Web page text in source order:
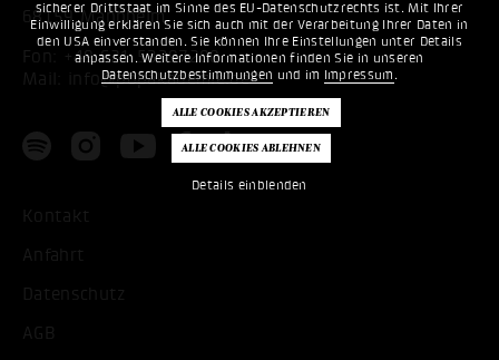
sicherer Drittstaat im Sinne des EU-Datenschutzrechts ist. Mit Ihrer
Einwilligung erklären Sie sich auch mit der Verarbeitung Ihrer Daten in
den USA einverstanden. Sie können Ihre Einstellungen unter Details
anpassen. Weitere Informationen finden Sie in unseren
Datenschutzbestimmungen und im Impressum .
Details einblenden
68159 Mannheim
Fon:
+49 621 53397200
Mail:
info@popakademie.de
Kontakt
Anfahrt
Datenschutz
AGB